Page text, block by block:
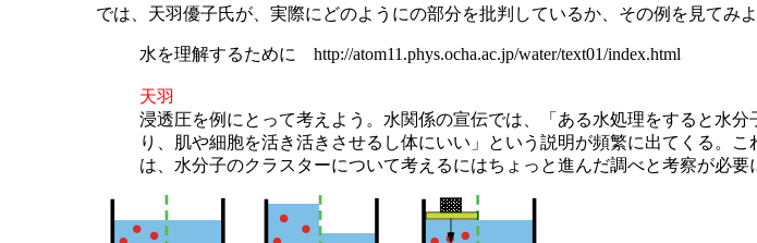
では、天羽優子氏が、実際にどのようにの部分を批判しているか、その例を見てみよ
水を理解するために http://atom11.phys.ocha.ac.jp/water/text01/index.html
天羽
浸透圧を例にとって考えよう。水関係の宣伝では、「ある水処理をすると水
り、肌や細胞を活き活きさせるし体にいい」という説明が頻繁に出てくる。
は、水分子のクラスターについて考えるにはちょっと進んだ調べと考察が必